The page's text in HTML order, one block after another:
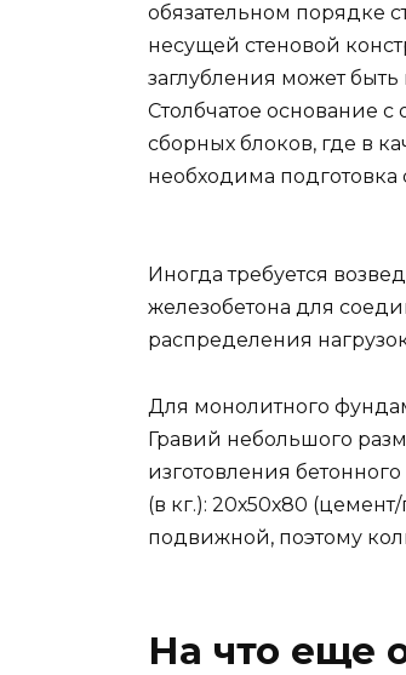
обязательном порядке
несущей стеновой
заглубления может быть
Столбчатое основание
сборных блоков, где в
необходима
Иногда требуется
железобетона для
распределения
Для монолитного
Гравий небольшого
изготовления
(в кг.): 20х50х80
подвижной, поэтому
На что еще